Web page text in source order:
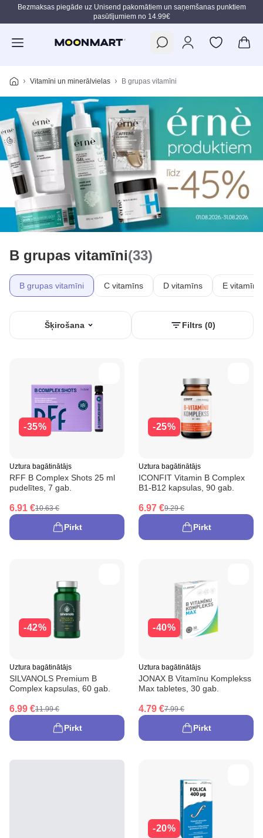
Pāriet uz galveno saturu
Bezmaksas piegāde uz Unisend pakomātiem un saņemšanas punktiem
pasūtījumiem no 14.99€
Vitamīni un minerālvielas B grupas vitamīni
B grupas vitamīni(33)
B grupas vitamīni C vitamīns D vitamīns E vitamīns
Šķirošana Filtrs (0)
-35%
Uztura bagātinātājs
RFF B Complex Shots 25 ml
pudelītes, 7 gab.
6.91 €10.63 €
Pirkt
-25%
Uztura bagātinātājs
ICONFIT Vitamin B Complex
B1-B12 kapsulas, 90 gab.
6.97 €9.29 €
Pirkt
-42%
Uztura bagātinātājs
SILVANOLS Premium B
Complex kapsulas, 60 gab.
6.99 €11.99 €
Pirkt
-40%
Uztura bagātinātājs
JONAX B Vitamīnu Komplekss
Max tabletes, 30 gab.
4.79 €7.99 €
Pirkt
-20%